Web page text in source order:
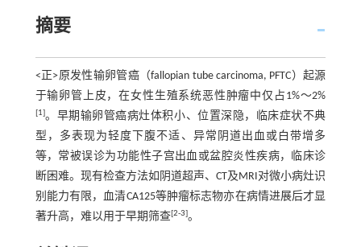
摘要
<正>原发性输卵管癌（fallopian tube carcinoma, PFTC）起源
于输卵管上皮，在女性生殖系统恶性肿瘤中仅占1%～2%
[1]。早期输卵管癌病灶体积小、位置深隐，临床症状不典
型，多表现为轻度下腹不适、异常阴道出血或白带增多
等，常被误诊为功能性子宫出血或盆腔炎性疾病，临床诊
断困难。现有检查方法如阴道超声、CT及MRI对微小病灶识
别能力有限，血清CA125等肿瘤标志物亦在病情进展后才显
著升高，难以用于早期筛查[2-3]。